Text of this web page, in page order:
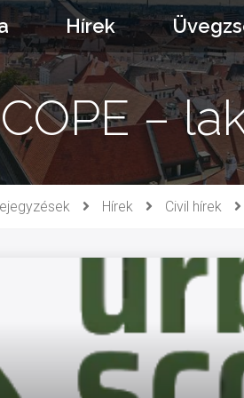
Hírek
–
Hírek Civil hírek